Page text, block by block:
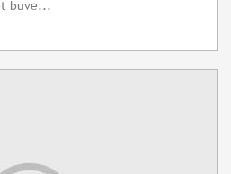
buve...